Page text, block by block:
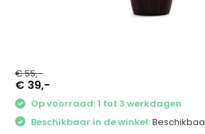
€ 55,-
€ 39,-
Op voorraad: 1 tot 3 werkdagen
Beschikbaar in de winkel: